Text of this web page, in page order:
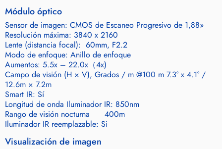
Módulo óptico
Sensor de imagen: CMOS de Escaneo Progresivo de 1,88»
Resolución máxima: 3840 x 2160
Lente (distancia focal): 60mm, F2.2
Modo de enfoque: Anillo de enfoque
Aumentos: 5.5x – 22.0x（4x)
Campo de visión (H × V), Grados / m @100 m 7.3° x 4.1° /
12.6m × 7.2m
Smart IR: Sí
Longitud de onda Iluminador IR: 850nm
Rango de visión nocturna 400m
Iluminador IR reemplazable: Si
Visualización de imagen